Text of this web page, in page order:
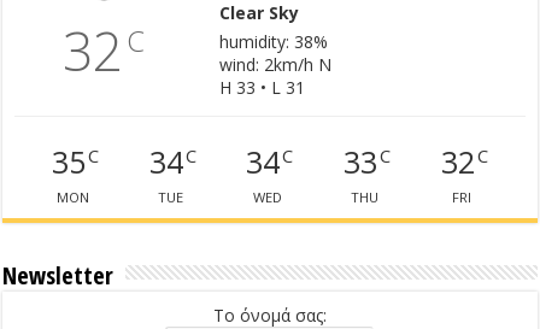
32 C
Clear Sky
humidity: 38%
wind: 2km/h N
H 33 • L 31
35C
MON
34C
TUE
34C
WED
33C
THU
32C
FRI
Newsletter
Το όνομά σας: